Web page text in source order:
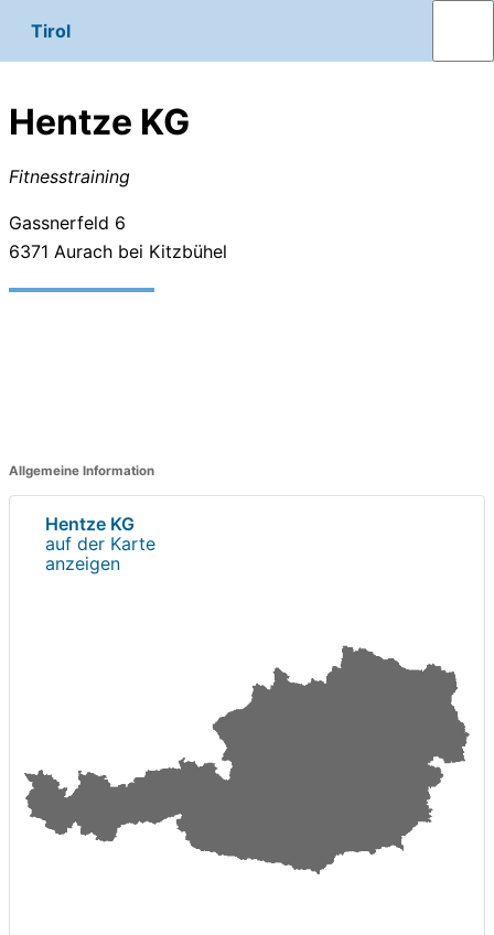
Tirol
Hentze KG
Fitnesstraining
Gassnerfeld 6
6371 Aurach bei Kitzbühel
Allgemeine Information
Hentze KG
auf der Karte
anzeigen